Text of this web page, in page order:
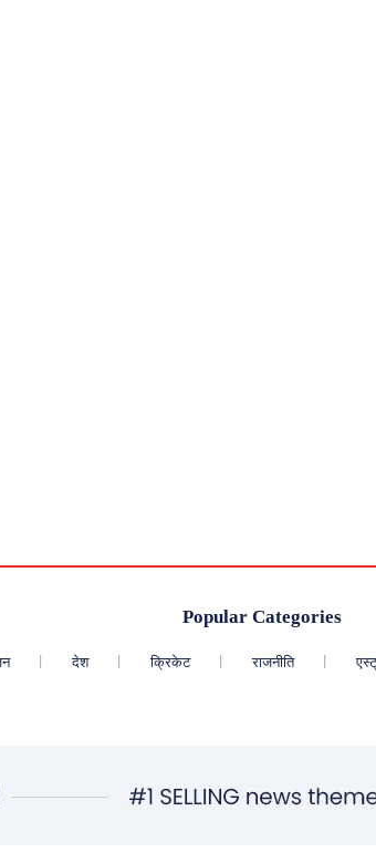
Popular Categories
देश क्रिकेट राजनीति